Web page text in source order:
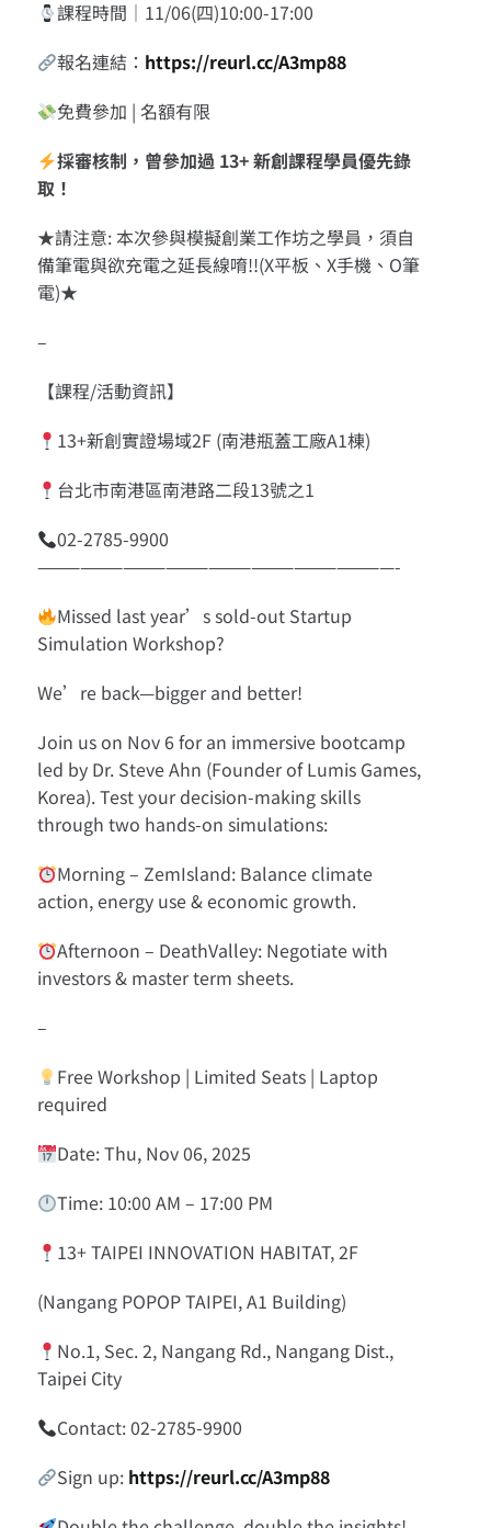
課程時間｜11/06(四)10:00-17:00
報名連結： https://reurl.cc/A3mp88
免費參加 | 名額有限
採審核制，曾參加過 13+ 新創課程學員優先錄
取！
★請注意: 本次參與模擬創業工作坊之學員，須自
備筆電與欲充電之延長線唷!!(X平板、X手機、O筆
電)★
–
【課程/活動資訊】
13+新創實證場域2F (南港瓶蓋工廠A1棟)
台北市南港區南港路二段13號之1
02-2785-9900
—————————————————————————-
Missed last year’s sold-out Startup
Simulation Workshop?
We’re back—bigger and better!
Join us on Nov 6 for an immersive bootcamp
led by Dr. Steve Ahn (Founder of Lumis Games,
Korea). Test your decision-making skills
through two hands-on simulations:
Morning – ZemIsland: Balance climate
action, energy use & economic growth.
Afternoon – DeathValley: Negotiate with
investors & master term sheets.
–
Free Workshop | Limited Seats | Laptop
required
Date: Thu, Nov 06, 2025
Time: 10:00 AM – 17:00 PM
13+ TAIPEI INNOVATION HABITAT, 2F
(Nangang POPOP TAIPEI, A1 Building)
No.1, Sec. 2, Nangang Rd., Nangang Dist.,
Taipei City
Contact: 02-2785-9900
Sign up: https://reurl.cc/A3mp88